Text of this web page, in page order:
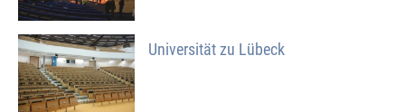
Universität zu Lübeck